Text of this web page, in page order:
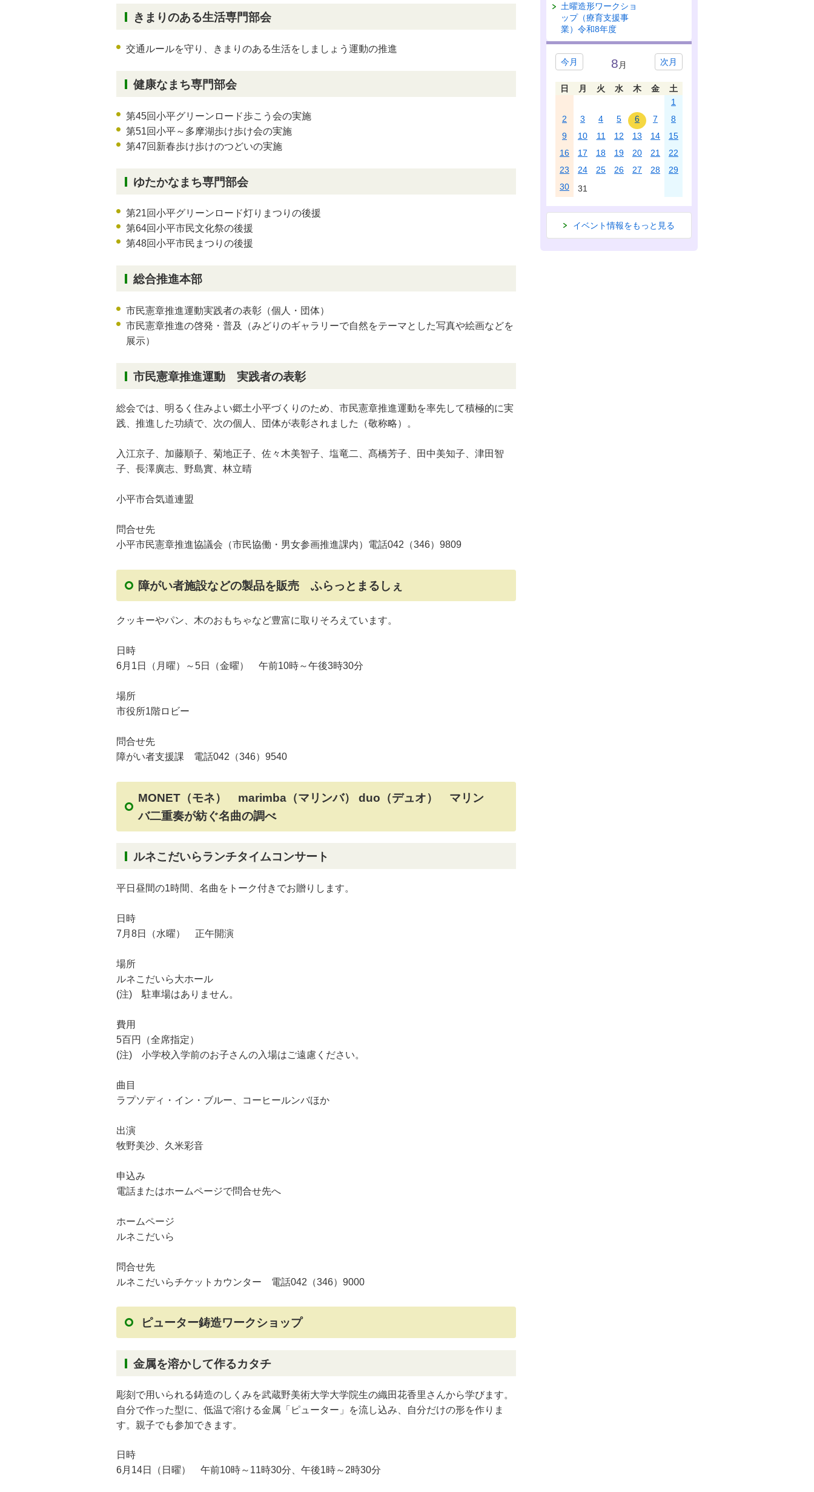
きまりのある生活専門部会
交通ルールを守り、きまりのある生活をしましょう運動の推進
健康なまち専門部会
第45回小平グリーンロード歩こう会の実施
第51回小平～多摩湖歩け歩け会の実施
第47回新春歩け歩けのつどいの実施
ゆたかなまち専門部会
第21回小平グリーンロード灯りまつりの後援
第64回小平市民文化祭の後援
第48回小平市民まつりの後援
総合推進本部
市民憲章推進運動実践者の表彰（個人・団体）
市民憲章推進の啓発・普及（みどりのギャラリーで自然をテーマとした写真や絵画などを
展示）
市民憲章推進運動 実践者の表彰
総会では、明るく住みよい郷土小平づくりのため、市民憲章推進運動を率先して積極的に実
践、推進した功績で、次の個人、団体が表彰されました（敬称略）。
入江京子、加藤順子、菊地正子、佐々木美智子、塩竜二、髙橋芳子、田中美知子、津田智
子、長澤廣志、野島實、林立晴
小平市合気道連盟
問合せ先
小平市民憲章推進協議会（市民協働・男女参画推進課内）電話042（346）9809
障がい者施設などの製品を販売 ふらっとまるしぇ
クッキーやパン、木のおもちゃなど豊富に取りそろえています。
日時
6月1日（月曜）～5日（金曜） 午前10時～午後3時30分
場所
市役所1階ロビー
問合せ先
障がい者支援課 電話042（346）9540
MONET（モネ） marimba（マリンバ） duo（デュオ） マリン
バ二重奏が紡ぐ名曲の調べ
ルネこだいらランチタイムコンサート
平日昼間の1時間、名曲をトーク付きでお贈りします。
日時
7月8日（水曜） 正午開演
場所
ルネこだいら大ホール
(注) 駐車場はありません。
費用
5百円（全席指定）
(注) 小学校入学前のお子さんの入場はご遠慮ください。
曲目
ラプソディ・イン・ブルー、コーヒールンバほか
出演
牧野美沙、久米彩音
申込み
電話またはホームページで問合せ先へ
ホームページ
ルネこだいら
問合せ先
ルネこだいらチケットカウンター 電話042（346）9000
ピューター鋳造ワークショップ
金属を溶かして作るカタチ
彫刻で用いられる鋳造のしくみを武蔵野美術大学大学院生の織田花香里さんから学びます。
自分で作った型に、低温で溶ける金属「ピューター」を流し込み、自分だけの形を作りま
す。親子でも参加できます。
日時
6月14日（日曜） 午前10時～11時30分、午後1時～2時30分
土曜造形ワークショ
ップ（療育支援事
業）令和8年度
今月 次月
8 月
日 月 火 水 木 金
土
1
2
3 4 5 6 7
8
9
10 11 12 13 14
15
16
17 18 19 20 21
22
23
24 25 26 27 28
29
30
31
イベント情報をもっと見る